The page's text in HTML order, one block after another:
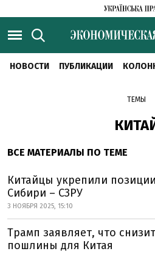
НОВОСТИ ПУБЛИКАЦИИ
ТЕМЫ
ВСЕ МАТЕРИАЛЫ ПО ТЕМЕ
Китайцы укрепили
Сибири – СЗРУ
3 НОЯБРЯ 2025, 15:10
Трамп заявляет, что
пошлины для Китая